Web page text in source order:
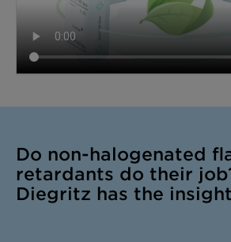
Do non-halogenated
retardants do their
Diegritz has the